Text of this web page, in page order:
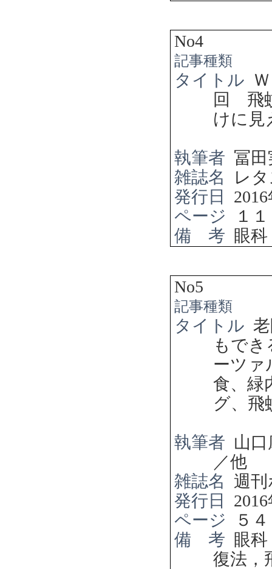
No4
記事種類
タイトル
回 飛
けに見
執筆者 冨田
雑誌名
レ
発行日
2016
ページ
１
備 考 眼
No5
記事種類
タイトル
もで
ーツァ
食、緑
グ、飛
執筆者 山
／他
雑誌名
週
発行日
2016
ページ
５
備 考 眼
復法，